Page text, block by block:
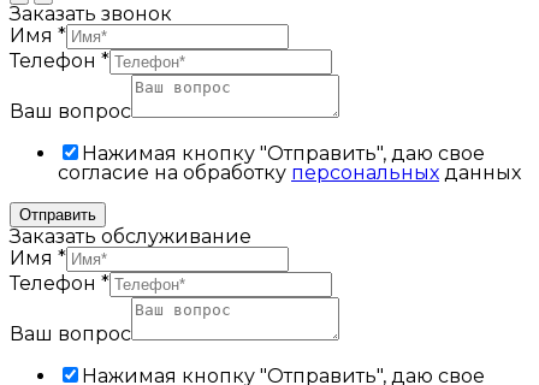
Заказать звонок
Имя *
Телефон *
Ваш вопрос
Нажимая кнопку "Отправить", даю свое
согласие на обработку персональных данных
Отправить
Заказать обслуживание
Имя *
Телефон *
Ваш вопрос
Нажимая кнопку "Отправить", даю свое